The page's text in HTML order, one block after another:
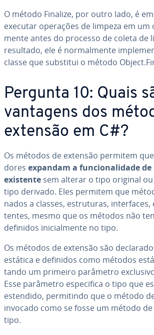
O método Finalize, por outro lado, é
executar operações de limpeza em
mente antes do processo de coleta de
resultado, ele é nor­mal­mente
classe que substitui o método
Pergunta 10: Quais
vantagens dos
extensão em C#?
Os métodos de extensão permitem
do­res expandam a fun­ci­o­na­li­dade
existente sem alterar o tipo original
tipo derivado. Eles permitem que
na­dos a classes, es­tru­tu­ras,
ten­tes, mesmo que os métodos não
definidos ini­ci­al­mente no tipo.
Os métodos de extensão são
estática e definidos como métodos
tando um primeiro parâmetro
Esse parâmetro es­pe­ci­fica o tipo que
estendido, per­mi­tindo que o método
invocado como se fosse um método
tipo.